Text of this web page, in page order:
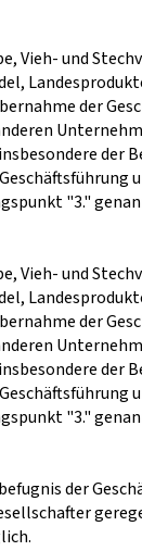
Vieh- und
der
der
"3."
Vieh- und
der
der
"3."
der